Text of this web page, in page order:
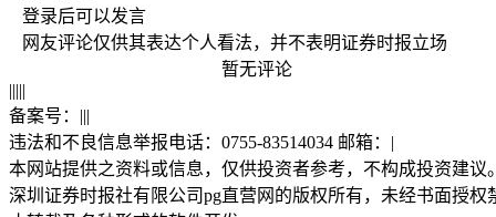
登录后可以发言
网友评论仅供其表达个人看法，并不表明证券时报立场
暂无评论
|||||
备案号： |||
违法和不良信息举报电话：0755-83514034 邮箱： |
本网站提供之资料或信息，仅供投资者参考，不构成投资建议
深圳证券时报社有限公司pg直营网的版权所有，未经书面授权